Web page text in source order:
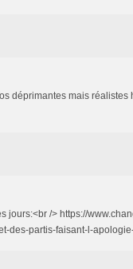
déprimantes mais réalistes
jours:<br /> https://
des-partis-faisant-l-